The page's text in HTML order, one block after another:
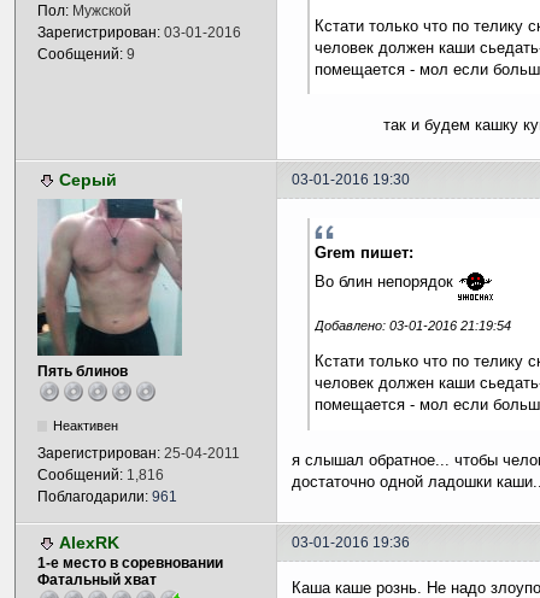
Пол: Мужской
Зарегистрирован: 03-01-2016
Сообщений: 9
Кстати только что по телику
человек должен каши
помещается - мол если
так и будем кашку
Серый 03-01-2016 19:30
Пять блинов
Неактивен
Зарегистрирован: 25-04-2011
Сообщений: 1,816
Поблагодарили: 961
Grem пишет:
Во блин непорядок
Добавлено: 03-01-2016 21:19:54
Кстати только что по телику
человек должен каши
помещается - мол если
я слышал обратное... чтобы
достаточно одной ладошки
AlexRK
03-01-2016 19:36
1-е место в соревновании
Фатальный хват
Каша каше рознь. Не надо